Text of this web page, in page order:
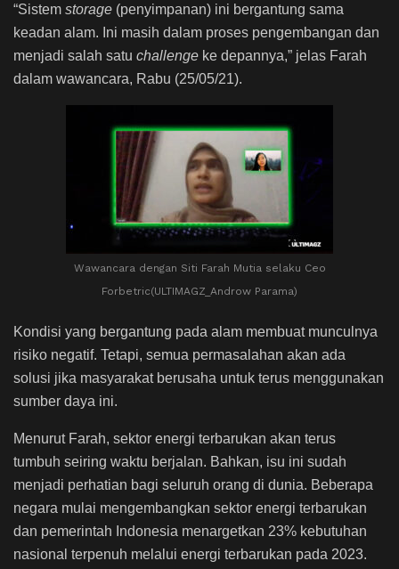
“Sistem storage (penyimpanan) ini bergantung sama
keadan alam. Ini masih dalam proses pengembangan dan
menjadi salah satu challenge ke depannya,” jelas Farah
dalam wawancara, Rabu (25/05/21).
Wawancara dengan Siti Farah Mutia selaku Ceo
Forbetric(ULTIMAGZ_Androw Parama)
Kondisi yang bergantung pada alam membuat munculnya
risiko negatif. Tetapi, semua permasalahan akan ada
solusi jika masyarakat berusaha untuk terus menggunakan
sumber daya ini.
Menurut Farah, sektor energi terbarukan akan terus
tumbuh seiring waktu berjalan. Bahkan, isu ini sudah
menjadi perhatian bagi seluruh orang di dunia. Beberapa
negara mulai mengembangkan sektor energi terbarukan
dan pemerintah Indonesia menargetkan 23% kebutuhan
nasional terpenuh melalui energi terbarukan pada 2023.